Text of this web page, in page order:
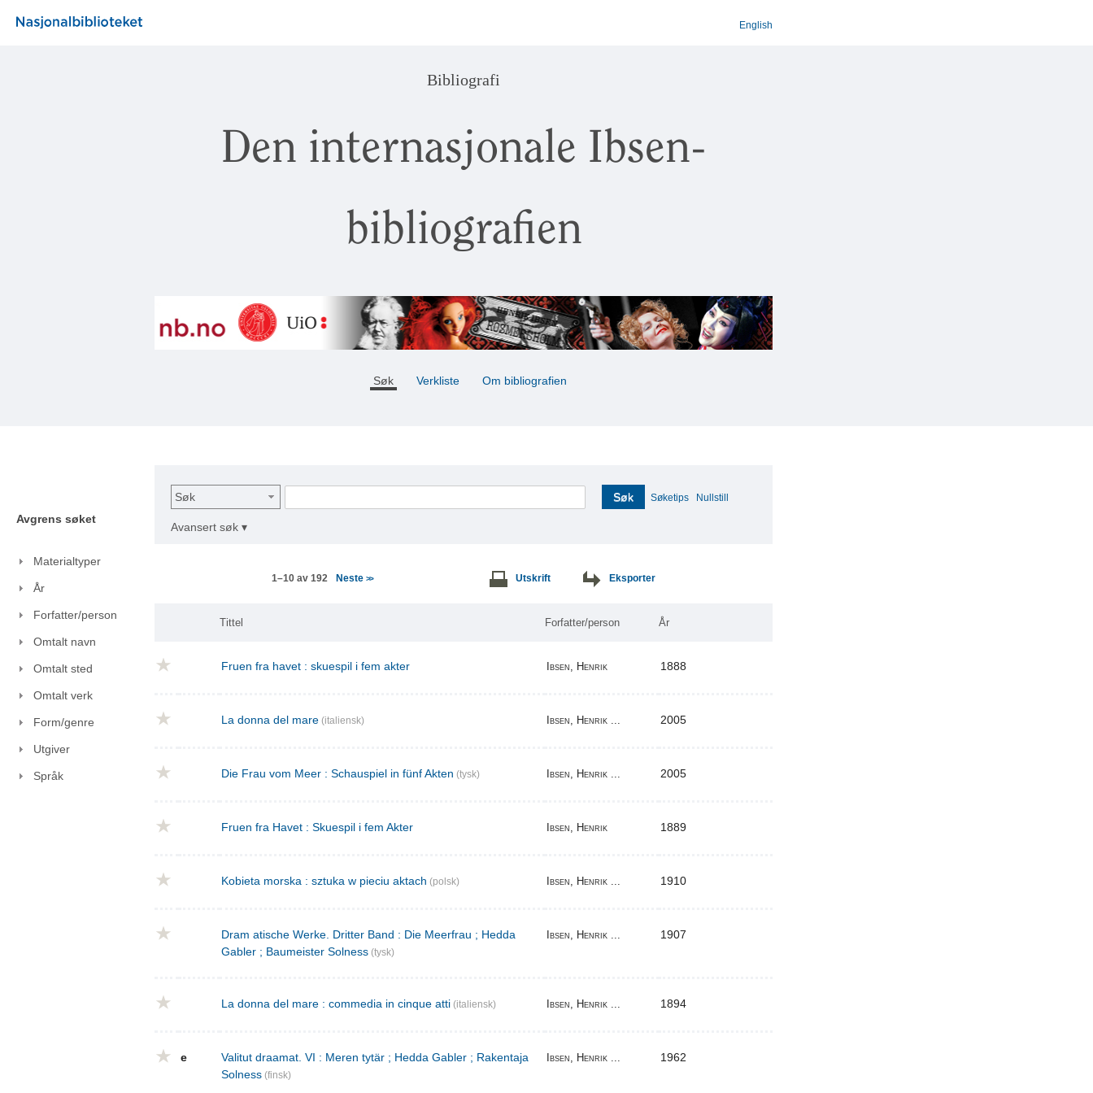
English
Bibliografi
Den internasjonale Ibsen-
bibliografien
Søk Verkliste Om bibliografien
Avgrens søket
Materialtyper
År
Forfatter/person
Omtalt navn
Omtalt sted
Omtalt verk
Form/genre
Utgiver
Språk
Søk Søk Søketips Nullstill
Avansert søk ▾
1–10 av 192 Neste >> Utskrift Eksporter
Tittel Forfatter/person År
Fruen fra havet : skuespil i fem akter Ibsen, Henrik 1888
La donna del mare (italiensk) Ibsen, Henrik ... 2005
Die Frau vom Meer : Schauspiel in fünf Akten (tysk) Ibsen, Henrik ... 2005
Fruen fra Havet : Skuespil i fem Akter Ibsen, Henrik 1889
Kobieta morska : sztuka w pieciu aktach (polsk) Ibsen, Henrik ... 1910
Dram atische Werke. Dritter Band : Die Meerfrau ; Hedda
Gabler ; Baumeister Solness (tysk)
Ibsen, Henrik ... 1907
La donna del mare : commedia in cinque atti (italiensk) Ibsen, Henrik ... 1894
e
Valitut draamat. VI : Meren tytär ; Hedda Gabler ; Rakentaja
Solness (finsk)
Ibsen, Henrik ... 1962